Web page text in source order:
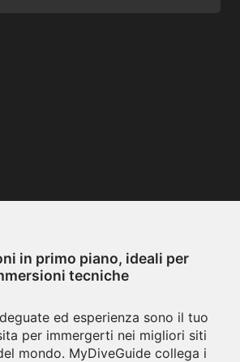
in primo piano, ideali per
tecniche
ed esperienza sono il tuo
per immergerti nei migliori siti
mondo. MyDiveGuide collega i